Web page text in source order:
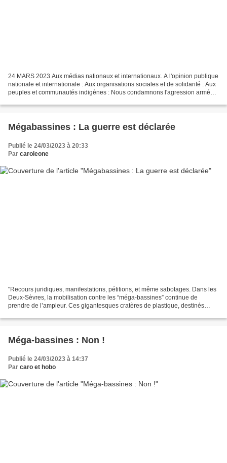
24 MARS 2023 Aux médias nationaux et internationaux. A l'opinion publique
nationale et internationale : Aux organisations sociales et de solidarité : Aux
peuples et communautés indigènes : Nous condamnons l'agression armée
Mégabassines : La guerre est déclarée
Publié le 24/03/2023 à 20:33
Par caroleone
"Recours juridiques, manifestations, pétitions, et même sabotages. Dans les
Deux-Sèvres, la mobilisation contre les “méga-bassines” continue de
prendre de l’ampleur. Ces gigantesques cratères de plastique, destinés
Méga-bassines : Non !
Publié le 24/03/2023 à 14:37
Par caro et hobo